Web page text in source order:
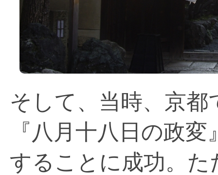
そして、当時、京
『八月十八日の政
することに成功。